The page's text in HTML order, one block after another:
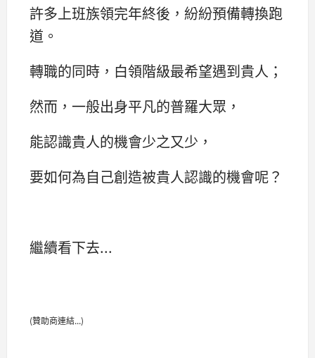
許多上班族領完年終後，紛紛預備轉換跑
道。
轉職的同時，白領階級最希望遇到貴人；
然而，一般出身平凡的普羅大眾，
能認識貴人的機會少之又少，
要如何為自己創造被貴人認識的機會呢？
繼續看下去...
(贊助商連結...)